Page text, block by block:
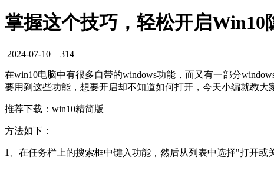
掌握这个技巧，轻松开启
2024-07-10 314
在win10电脑中有很多自带的windows功能，而又有一部分
要用到这些功能，想要开启却不知道如何打开，今天小编就教大
推荐下载：win10精简版
方法如下：
1、在任务栏上的搜索框中键入功能，然后从列表中选择"打开或